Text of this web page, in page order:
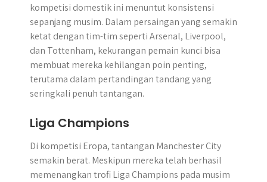
kompetisi domestik ini menuntut konsistensi
sepanjang musim. Dalam persaingan yang semakin
ketat dengan tim-tim seperti Arsenal, Liverpool,
dan Tottenham, kekurangan pemain kunci bisa
membuat mereka kehilangan poin penting,
terutama dalam pertandingan tandang yang
seringkali penuh tantangan.
Liga Champions
Di kompetisi Eropa, tantangan Manchester City
semakin berat. Meskipun mereka telah berhasil
memenangkan trofi Liga Champions pada musim